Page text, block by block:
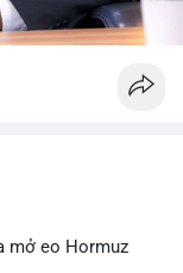
mở eo Hormuz